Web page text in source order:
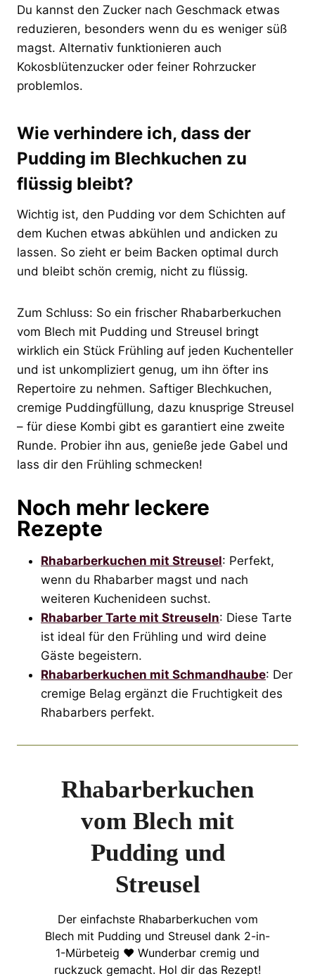
Du kannst den Zucker nach Geschmack etwas
reduzieren, besonders wenn du es weniger süß
magst. Alternativ funktionieren auch
Kokosblütenzucker oder feiner Rohrzucker
problemlos.
Wie verhindere ich, dass der
Pudding im Blechkuchen zu
flüssig bleibt?
Wichtig ist, den Pudding vor dem Schichten auf
dem Kuchen etwas abkühlen und andicken zu
lassen. So zieht er beim Backen optimal durch
und bleibt schön cremig, nicht zu flüssig.
Zum Schluss: So ein frischer Rhabarberkuchen
vom Blech mit Pudding und Streusel bringt
wirklich ein Stück Frühling auf jeden Kuchenteller
und ist unkompliziert genug, um ihn öfter ins
Repertoire zu nehmen. Saftiger Blechkuchen,
cremige Puddingfüllung, dazu knusprige Streusel
– für diese Kombi gibt es garantiert eine zweite
Runde. Probier ihn aus, genieße jede Gabel und
lass dir den Frühling schmecken!
Noch mehr leckere
Rezepte
Rhabarberkuchen mit Streusel: Perfekt,
wenn du Rhabarber magst und nach
weiteren Kuchenideen suchst.
Rhabarber Tarte mit Streuseln: Diese Tarte
ist ideal für den Frühling und wird deine
Gäste begeistern.
Rhabarberkuchen mit Schmandhaube: Der
cremige Belag ergänzt die Fruchtigkeit des
Rhabarbers perfekt.
Rhabarberkuchen
vom Blech mit
Pudding und
Streusel
Der einfachste Rhabarberkuchen vom
Blech mit Pudding und Streusel dank 2-in-
1-Mürbeteig ♥︎ Wunderbar cremig und
ruckzuck gemacht. Hol dir das Rezept!